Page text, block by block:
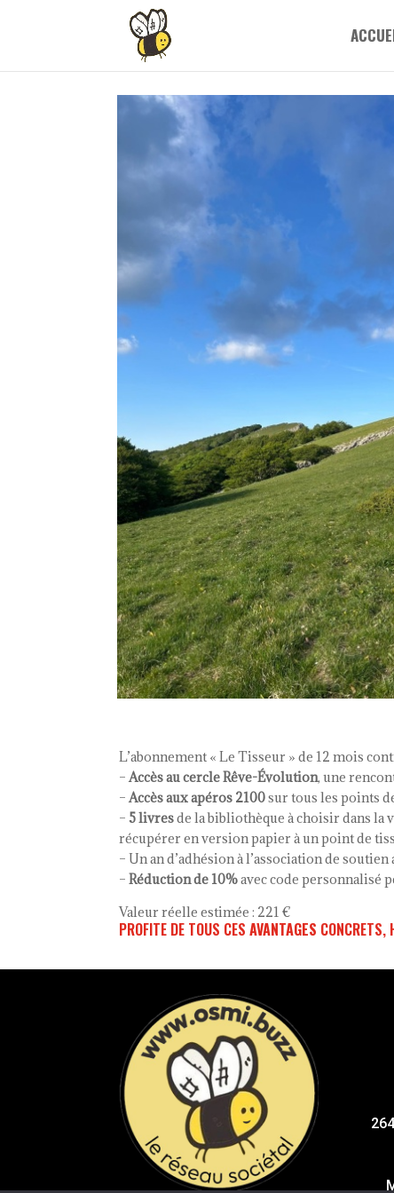
L’abonnement « Le Tisseur » de 12 mois
–Accès au cercle Rêve-Évolution, une
–Accès aux apéros 2100sur tous les points
–5 livresde la bibliothèque à choisir dans la
récupérer en version papier à un point de
– Un an d’adhésion à l’association de
–Réduction de 10%avec code personnalisé
Valeur réelle estimée : 221 €
PROFITE DE TOUS CESAVANTAGES CONCRETS,